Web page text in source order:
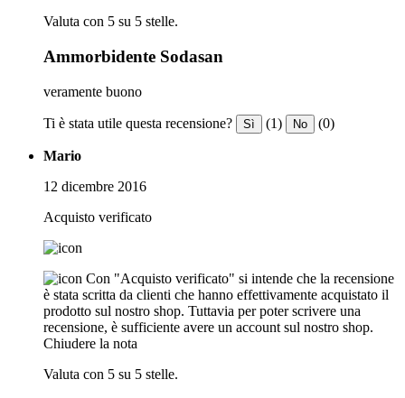
Valuta con 5 su 5 stelle.
Ammorbidente Sodasan
veramente buono
Ti è stata utile questa recensione? Sì (1) No (0)
Mario
12 dicembre 2016
Acquisto verificato
Con "Acquisto verificato" si intende che la recensione
è stata scritta da clienti che hanno effettivamente acquistato il
prodotto sul nostro shop. Tuttavia per poter scrivere una
recensione, è sufficiente avere un account sul nostro shop.
Chiudere la nota
Valuta con 5 su 5 stelle.